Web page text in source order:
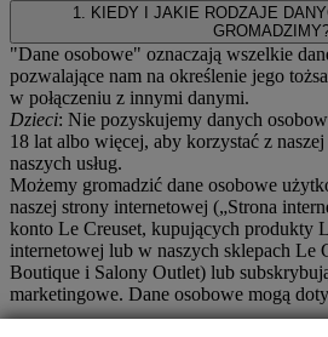
1. KIEDY I JAKIE RODZAJE
"Dane osobowe" oznaczają wszelkie
pozwalające nam na określenie jego
w połączeniu z innymi danymi.
Dzieci: Nie pozyskujemy danych
18 lat albo więcej, aby korzystać z
naszych usług.
Możemy gromadzić dane osobowe
naszej strony internetowej („Strona
konto Le Creuset, kupujących produkty
internetowej lub w naszych sklepach Le
Boutique i Salony Outlet) lub
marketingowe. Dane osobowe mogą